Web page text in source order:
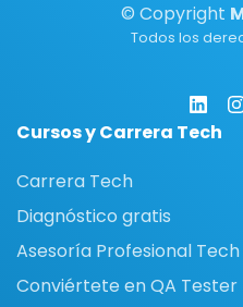
© Copyright
Todos los
Cursos y Carrera Tech
Carrera Tech
Diagnóstico gratis
Asesoría Profesional Tech
Conviértete en QA Tester